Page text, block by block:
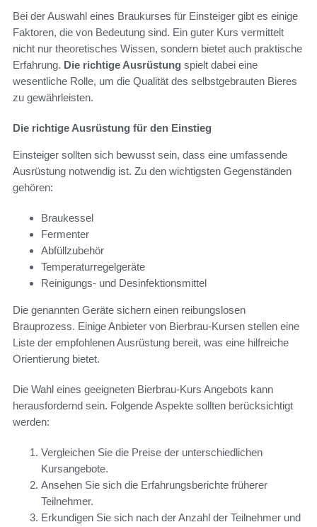
Bei der Auswahl eines Braukurses für Einsteiger gibt es einige
Faktoren, die von Bedeutung sind. Ein guter Kurs vermittelt
nicht nur theoretisches Wissen, sondern bietet auch praktische
Erfahrung. Die richtige Ausrüstung spielt dabei eine
wesentliche Rolle, um die Qualität des selbstgebrauten Bieres
zu gewährleisten.
Die richtige Ausrüstung für den Einstieg
Einsteiger sollten sich bewusst sein, dass eine umfassende
Ausrüstung notwendig ist. Zu den wichtigsten Gegenständen
gehören:
Braukessel
Fermenter
Abfüllzubehör
Temperaturregelgeräte
Reinigungs- und Desinfektionsmittel
Die genannten Geräte sichern einen reibungslosen
Brauprozess. Einige Anbieter von Bierbrau-Kursen stellen eine
Liste der empfohlenen Ausrüstung bereit, was eine hilfreiche
Orientierung bietet.
Die Wahl eines geeigneten Bierbrau-Kurs Angebots kann
herausfordernd sein. Folgende Aspekte sollten berücksichtigt
werden:
Vergleichen Sie die Preise der unterschiedlichen
Kursangebote.
Ansehen Sie sich die Erfahrungsberichte früherer
Teilnehmer.
Erkundigen Sie sich nach der Anzahl der Teilnehmer und